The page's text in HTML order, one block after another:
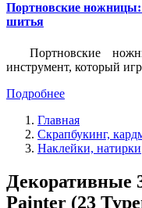
Портновские
шитья
Портновские
инструмент, который
Подробнее
Главная
Скрапбукинг,
Наклейки, натирки
Декоративные
Painter (23